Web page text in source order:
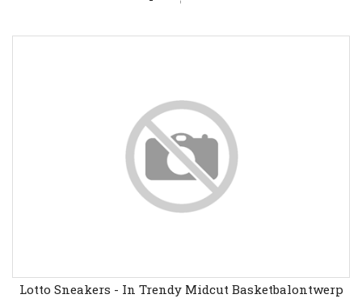
Lotto Sneakers - In Trendy Midcut Basketbalontwerp